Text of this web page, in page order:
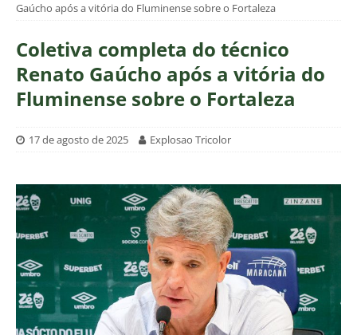
Gaúcho após a vitória do Fluminense sobre o Fortaleza
Coletiva completa do técnico
Renato Gaúcho após a vitória do
Fluminense sobre o Fortaleza
17 de agosto de 2025 Explosao Tricolor